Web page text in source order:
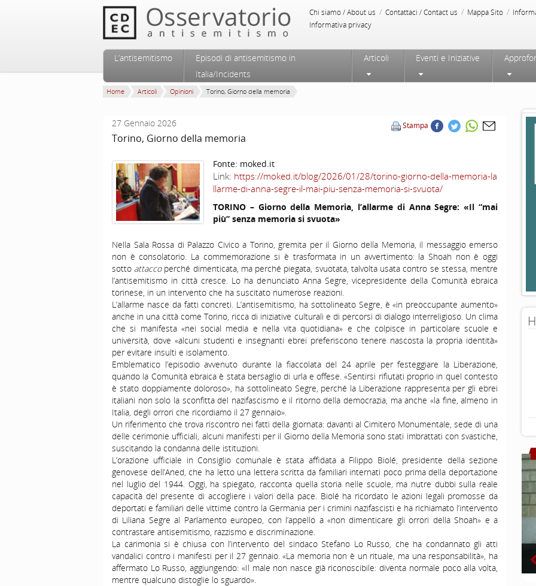
Chi siamo / About us / Contattaci / Contact us / Mappa Sito /
Informativa privacy
Menu principale
Vai al contenuto principale
Vai al contenuto secondario
L’antisemitismo
Episodi di antisemitismo in
Italia/Incidents
Articoli Eventi e Iniziative
Home Articoli Opinioni Torino, Giorno della memoria
Stampa
27 Gennaio 2026
Torino, Giorno della memoria
Fonte: moked.it
Link: https://moked.it/blog/2026/01/28/torino-giorno-della-memoria-la
llarme-di-anna-segre-il-mai-piu-senza-memoria-si-svuota/
TORINO – Giorno della Memoria, l’allarme di Anna Segre: «Il “mai
più” senza memoria si svuota»
Nella Sala Rossa di Palazzo Civico a Torino, gremita per il Giorno della Memoria, il messaggio emerso
non è consolatorio. La commemorazione si è trasformata in un avvertimento: la Shoah non è oggi
sotto attaccoperché dimenticata, ma perché piegata, svuotata, talvolta usata contro se stessa, mentre
l’antisemitismo in città cresce. Lo ha denunciato Anna Segre, vicepresidente della Comunità ebraica
torinese, in un intervento che ha suscitato numerose reazioni.
L’allarme nasce da fatti concreti. L’antisemitismo, ha sottolineato Segre, è «in preoccupante aumento»
anche in una città come Torino, ricca di iniziative culturali e di percorsi di dialogo interreligioso. Un clima
che si manifesta «nei social media e nella vita quotidiana» e che colpisce in particolare scuole e
università, dove «alcuni studenti e insegnanti ebrei preferiscono tenere nascosta la propria identità»
per evitare insulti e isolamento.
Emblematico l’episodio avvenuto durante la fiaccolata del 24 aprile per festeggiare la Liberazione,
quando la Comunità ebraica è stata bersaglio di urla e offese. «Sentirsi rifiutati proprio in quel contesto
è stato doppiamente doloroso», ha sottolineato Segre, perché la Liberazione rappresenta per gli ebrei
italiani non solo la sconfitta del nazifascismo e il ritorno della democrazia, ma anche «la fine, almeno in
Italia, degli orrori che ricordiamo il 27 gennaio».
Un riferimento che trova riscontro nei fatti della giornata: davanti al Cimitero Monumentale, sede di una
delle cerimonie ufficiali, alcuni manifesti per il Giorno della Memoria sono stati imbrattati con svastiche,
suscitando la condanna delle istituzioni.
L’orazione ufficiale in Consiglio comunale è stata affidata a Filippo Biolé, presidente della sezione
genovese dell’Aned, che ha letto una lettera scritta da familiari internati poco prima della deportazione
nel luglio del 1944. Oggi, ha spiegato, racconta quella storia nelle scuole, ma nutre dubbi sulla reale
capacità del presente di accogliere i valori della pace. Biolé ha ricordato le azioni legali promosse da
deportati e familiari delle vittime contro la Germania per i crimini nazifascisti e ha richiamato l’intervento
di Liliana Segre al Parlamento europeo, con l’appello a «non dimenticare gli orrori della Shoah» e a
contrastare antisemitismo, razzismo e discriminazione.
La carimonia si è chiusa con l’intervento del sindaco Stefano Lo Russo, che ha condannato gli atti
vandalici contro i manifesti per il 27 gennaio. «La memoria non è un rituale, ma una responsabilità», ha
affermato Lo Russo, aggiungendo: «Il male non nasce già riconoscibile: diventa normale poco alla volta,
mentre qualcuno distoglie lo sguardo».